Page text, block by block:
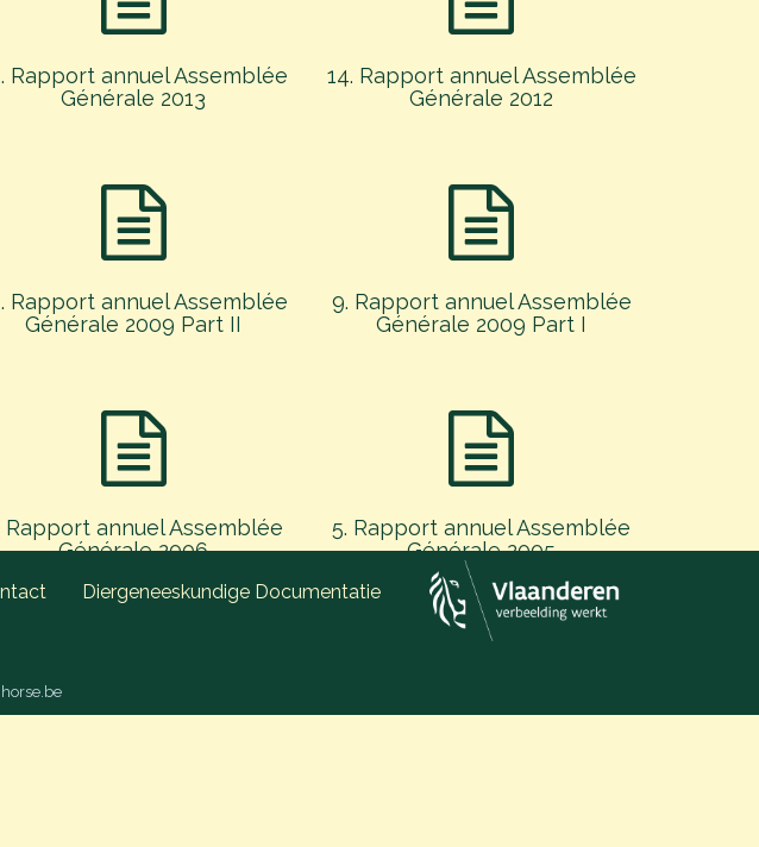
Rapport annuel Assemblée
Générale 2013
14. Rapport annuel Assemblée
Générale 2012
Rapport annuel Assemblée
Générale 2009 Part II
9. Rapport annuel Assemblée
Générale 2009 Part I
Rapport annuel Assemblée
Générale 2006
5. Rapport annuel Assemblée
Générale 2005
Diergeneeskundige Documentatie